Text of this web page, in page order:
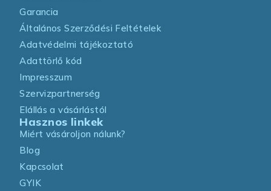
Garancia
Általános Szerződési Feltételek
Adatvédelmi tájékoztató
Adattörlő kód
Impresszum
Szervizpartnerség
Elállás a vásárlástól
Hasznos linkek
Miért vásároljon nálunk?
Blog
Kapcsolat
GYIK